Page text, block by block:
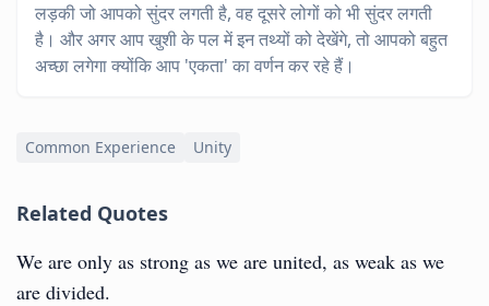
लड़की जो आपको सुंदर लगती है, वह दूसरे लोगों को भी सुंदर लगती
है। और अगर आप खुशी के पल में इन तथ्यों को देखेंगे, तो आपको बहुत
अच्छा लगेगा क्योंकि आप 'एकता' का वर्णन कर रहे हैं।
Common Experience Unity
Related Quotes
We are only as strong as we are united, as weak as we
are divided.